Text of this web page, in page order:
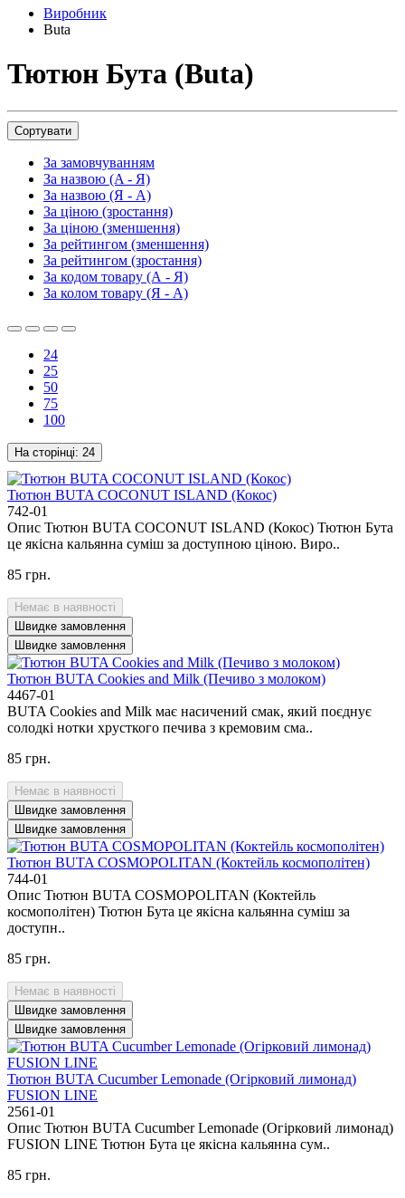
Виробник
Buta
Тютюн Бута (Buta)
Сортувати
За замовчуванням
За назвою (A - Я)
За назвою (Я - A)
За ціною (зростання)
За ціною (зменшення)
За рейтингом (зменшення)
За рейтингом (зростання)
За кодом товару (А - Я)
За колом товару (Я - А)
24
25
50
75
100
На сторінці: 24
Тютюн BUTA COCONUT ISLAND (Кокос)
742-01
Опис Тютюн BUTA COCONUT ISLAND (Кокос) Тютюн Бута
це якісна кальянна суміш за доступною ціною. Виро..
85 грн.
Немає в наявності
Швидке замовлення
Швидке замовлення
Тютюн BUTA Cookies and Milk (Печиво з молоком)
4467-01
BUTA Cookies and Milk має насичений смак, який поєднує
солодкі нотки хрусткого печива з кремовим сма..
85 грн.
Немає в наявності
Швидке замовлення
Швидке замовлення
Тютюн BUTA COSMOPOLITAN (Коктейль космополітен)
744-01
Опис Тютюн BUTA COSMOPOLITAN (Коктейль
космополітен) Тютюн Бута це якісна кальянна суміш за
доступн..
85 грн.
Немає в наявності
Швидке замовлення
Швидке замовлення
Тютюн BUTA Cucumber Lemonade (Огірковий лимонад)
FUSION LINE
2561-01
Опис Тютюн BUTA Cucumber Lemonade (Огірковий лимонад)
FUSION LINE Тютюн Бута це якісна кальянна сум..
85 грн.